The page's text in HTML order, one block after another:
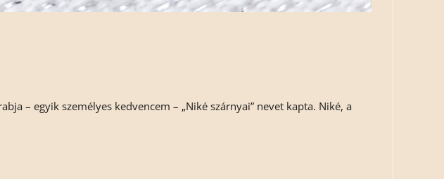
– egyik személyes kedvencem – „Niké szárnyai” nevet kapta. Niké, a